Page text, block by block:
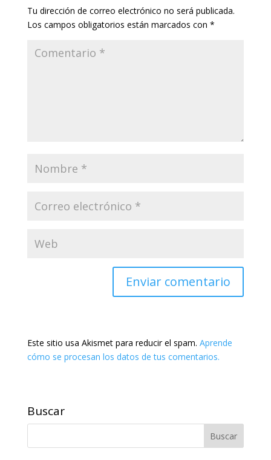
Tu dirección de correo electrónico no será publicada.
Los campos obligatorios están marcados con *
Este sitio usa Akismet para reducir el spam. Aprende
cómo se procesan los datos de tus comentarios.
Buscar